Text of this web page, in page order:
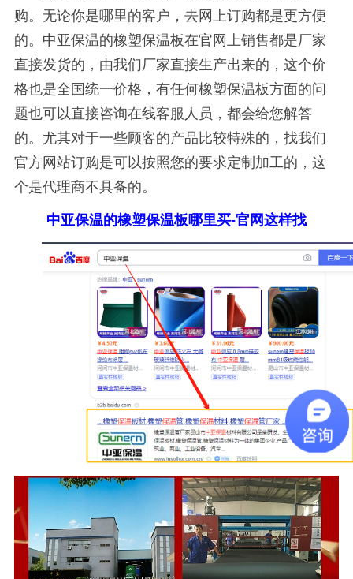
购。无论你是哪里的客户，去网上订购都是更方便
的。中亚保温的橡塑保温板在官网上销售都是厂家
直接发货的，由我们厂家直接生产出来的，这个价
格也是全国统一价格，有任何橡塑保温板方面的问
题也可以直接咨询在线客服人员，都会给您解答
的。尤其对于一些顾客的产品比较特殊的，找我们
官方网站订购是可以按照您的要求定制加工的，这
个是代理商不具备的。
中亚保温的橡塑保温板哪里买-官网这样找